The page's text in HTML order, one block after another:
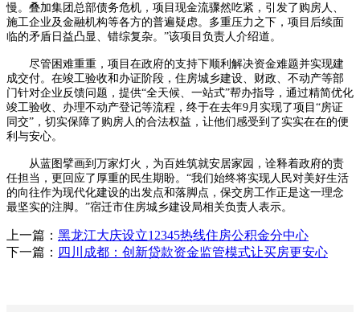
慢。叠加集团总部债务危机，项目现金流骤然吃紧，引发了购房人、
施工企业及金融机构等各方的普遍疑虑。多重压力之下，项目后续面
临的矛盾日益凸显、错综复杂。”该项目负责人介绍道。
尽管困难重重，项目在政府的支持下顺利解决资金难题并实现建
成交付。在竣工验收和办证阶段，住房城乡建设、财政、不动产等部
门针对企业反馈问题，提供“全天候、一站式”帮办指导，通过精简优化
竣工验收、办理不动产登记等流程，终于在去年9月实现了项目“房证
同交”，切实保障了购房人的合法权益，让他们感受到了实实在在的便
利与安心。
从蓝图擘画到万家灯火，为百姓筑就安居家园，诠释着政府的责
任担当，更回应了厚重的民生期盼。“我们始终将实现人民对美好生活
的向往作为现代化建设的出发点和落脚点，保交房工作正是这一理念
最坚实的注脚。”宿迁市住房城乡建设局相关负责人表示。
上一篇： 黑龙江大庆设立12345热线住房公积金分中心
下一篇： 四川成都：创新贷款资金监管模式让买房更安心